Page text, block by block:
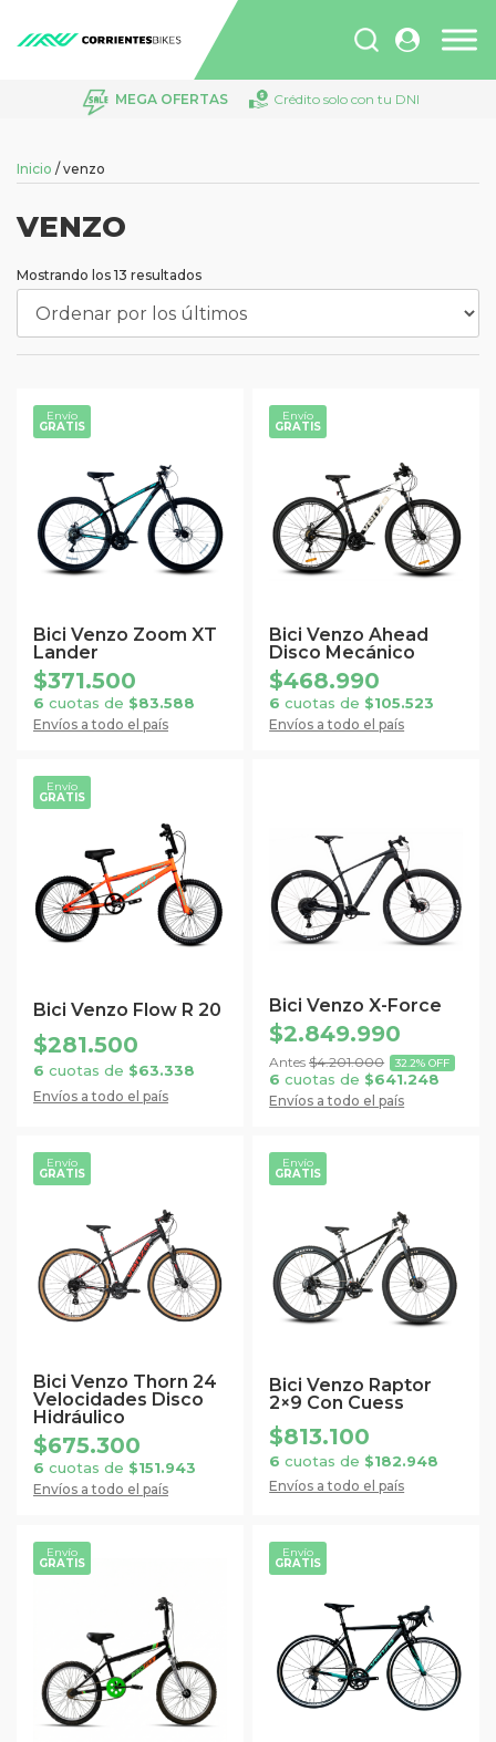
Búsqueda
de
MEGA OFERTAS Crédito solo con tu DNI
Inicio / venzo
VENZO
Mostrando los 13 resultadosOrdenado
por
últimos
Bici Venzo Zoom XT
Lander
Envío
GRATIS
Envíos a todo el país
$371.500
6 cuotas de $83.588
Este
múltiples
variantes.
Las
se
pueden
elegir
en
la
de
Bici Venzo Ahead
Disco Mecánico
Envío
GRATIS
Envíos a todo el país
$468.990
6 cuotas de $105.523
Este
múltiples
variantes.
Las
se
pueden
elegir
en
la
Bici Venzo Flow R 20
Envío
GRATIS
Envíos a todo el país
$281.500
6 cuotas de $63.338
Este
múltiples
variantes.
Las
se
elegir
en
la
de
producto
Bici Venzo X-Force
Envíos a todo el país
$4.201.000
$2.849.990
32.2% OFF
6 cuotas de $641.248
producto
múltiples
variantes.
Las
se
pueden
elegir
en
la
de
producto
Bici Venzo Thorn 24
Velocidades Disco
Hidráulico
Envío
GRATIS
Envíos a todo el país
$675.300
6 cuotas de $151.943
Este
múltiples
variantes.
Las
se
pueden
elegir
en
la
de
producto
Bici Venzo Raptor
2×9 Con Cuess
Envío
GRATIS
Envíos a todo el país
$813.100
6 cuotas de $182.948
Este
múltiples
variantes.
Las
se
pueden
elegir
en
la
de
producto
Envío
GRATIS
Envío
GRATIS
Este
múltiples
variantes.
Las